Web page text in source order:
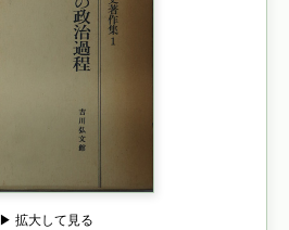
▶ 拡大して見る